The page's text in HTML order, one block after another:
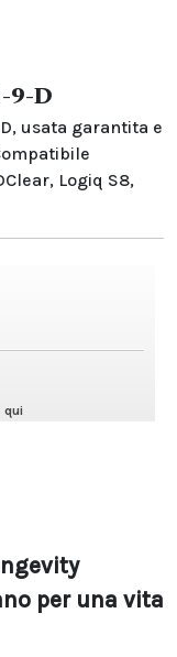
9-D
usata garantita e
Logiq S8,
per una vita